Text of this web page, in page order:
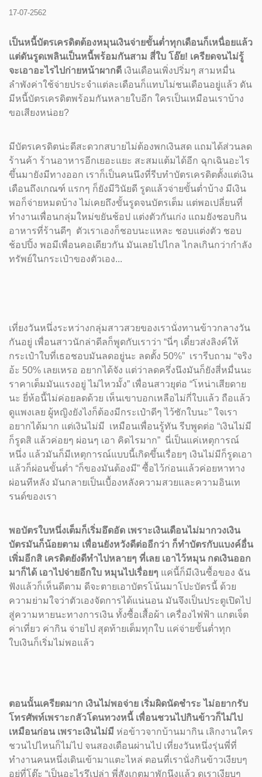
17-07-2562
เป็นหนี้บัตรเครดิตต้องหมุนเงินจ่ายขั้นต่ำทุกเดือนก็เหนื่อยแล้ว
แต่ดันรูดเพลินเป็นหนี้พร้อมกันสาม สี่ใบ โอ๊ย! เครียดจนไม่รู้
จะเอาอะไรไปก่ายหน้าผากดี เงินเดือนเพิ่งปริ่มๆ สามหมื่น
ลำพังค่าใช้จ่ายประจำแต่ละเดือนก็แทบไม่ชนเดือนอยู่แล้ว ดัน
มีหนี้บัตรเครดิตพร้อมกันหลายใบอีก ใครเป็นเหมือนเราบ้าง
ขอเสียงหน่อย?
มีบัตรเครดิตน่ะดีสะดวกสบายไม่ต้องพกเงินสด แถมได้ส่วนลด
ร้านค้า ร้านอาหารอีกเยอะแยะ สะสมแต้มได้อีก ฉุกเฉินอะไร
ขึ้นมายังมีทางออก เราก็เป็นคนนึงที่รีบทำบัตรเครดิตตั้งแต่เงิน
เดือนถึงเกณฑ์ แรกๆ ก็ยังมีวินัยดี รูดแล้วจ่ายขั้นต่ำบ้าง มีเงิน
พอก็จ่ายหมดบ้าง ไม่เคยถึงขั้นรูดจนบัตรเต็ม แต่พอเปลี่ยนที่
ทำงานเพื่อนกลุ่มใหม่ขยันช้อป แต่งตัวกันเก่ง แถมยังชอบกิน
อาหารที่ร้านดีๆ ตัวเราเองก็ชอบนะแหละ ชอบแต่งตัว ชอบ
ช้อปปิ้ง พอมีเพื่อนคอเดียวกัน มันเลยไปไกล ไกลเกินกว่ากำลัง
ทรัพย์ในกระเป๋าของตัวเอง...
เที่ยงวันหนึ่งระหว่างกลุ่มสาวสวยของเรานั่งทานข้าวกลางวัน
กันอยู่ เพื่อนสาวนักล่าดีลก็พูดกับเราว่า “นี่ๆ เดี๋ยวส่งลิงค์ให้
กระเป๋าใบที่เธอชอบมันลดอยู่นะ ลดตั้ง 50%” เรารีบถาม “จริง
อ้ะ 50% เลยเหรอ อยากได้จัง แต่ว่าลดครึ่งนึงมันก็ยังสี่หมื่นนะ
ราคาเต็มมันแรงอยู่ ไม่ไหวมั้ง” เพื่อนสาวยุต่อ “โหน่าเสียดาย
นะ ยี่ห้อนี้ไม่ค่อยลดด้วย เห็นเขาบอกเหลือไม่กี่ใบแล้ว ถือแล้ว
ดูแพงเลย ผู้หญิงยังไงก็ต้องมีกระเป๋าดีๆ ไว้ซักใบนะ” ใจเรา
อยากได้มาก แต่เงินไม่มี เหมือนเพื่อนรู้ทัน รีบพูดต่อ “เงินไม่มี
ก็รูดสิ แล้วค่อยๆ ผ่อนๆ เอา คิดไรมาก” นี่เป็นแค่เหตุการณ์
หนึ่ง แล้วมันก็มีเหตุการณ์แบบนี้เกิดขึ้นเรื่อยๆ เงินไม่มีก็รูดเอา
แล้วก็ผ่อนขั้นต่ำ “ก็ของมันต้องมี” ซื้อไว้ก่อนแล้วค่อยหาทาง
ผ่อนทีหลัง มันกลายเป็นเบื้องหลังความสวยและความอินเท
รนด์ของเรา
พอบัตรใบหนึ่งเต็มก็เริ่มอึดอัด เพราะเงินเดือนไม่มากวงเงิน
บัตรมันก็น้อยตาม เพื่อนยังหวังดีต่ออีกว่า ก็ทำบัตรกับแบงค์อื่น
เพิ่มอีกสิ เครดิตยังดีทำไปหลายๆ ที่เลย เอาไว้หมุน กดเงินออก
มาก็ได้ เอาไปจ่ายอีกใบ หมุนไปเรื่อยๆ แค่นี้ก็มีเงินซื้อของ ฉัน
ฟังแล้วก็เห็นดีตาม ดีจะตายเอาบัตรโน้นมาโปะบัตรนี้ ด้วย
ความย่ามใจว่าตัวเองจัดการได้แน่นอน มันจึงเป็นประตูเปิดไป
สู่ความหายนะทางการเงิน ทั้งซื้อเสื้อผ้า เครื่องไฟฟ้า แกตเจ็ต
ค่าเที่ยว ค่ากิน จ่ายไป สุดท้ายเต็มทุกใบ แค่จ่ายขั้นต่ำทุก
ใบเงินก็เริ่มไม่พอแล้ว
ตอนนั้นเครียดมาก เงินไม่พอจ่าย เริ่มผิดนัดชำระ ไม่อยากรับ
โทรศัพท์เพราะกลัวโดนทวงหนี้ เพื่อนชวนไปกินข้าวก็ไม่ไป
เหมือนก่อน เพราะเงินไม่มี ห่อข้าวจากบ้านมากิน เลิกงานใคร
ชวนไปไหนก็ไม่ไป จนสองเดือนผ่านไป เที่ยงวันหนึ่งรุ่นพี่ที่
ทำงานคนหนึ่งเดินเข้ามาแตะไหล่ ตอนที่เรานั่งกินข้าวเงียบๆ
อยู่ที่โต๊ะ “เป็นอะไรรึเปล่า พี่สังเกตมาพักนึงแล้ว ดูเราเงียบๆ